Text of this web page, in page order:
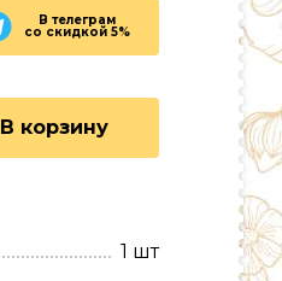
В телеграм
со скидкой 5%
В корзину
1 шт